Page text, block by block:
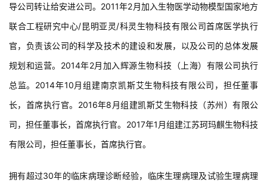
导公司转让给安进公司。2011年2月加入生物医学动物模型国家地方
联合工程研究中心/昆明亚灵/科灵生物科技有限公司首席医学执行
官，负责该公司的科学及技术的建设和发展，以及公司的总体发展
规划和运营。2014年2月加入辉源生物科技（上海）有限公司执行
总监。2014年10月组建南京凯斯艾生物科技有限公司，担任董事
长，首席执行官。2016年8月组建凯斯艾生物科技（苏州）有限公
司，担任董事长，首席执行官。2017年1月组建江苏珂玛麒生物科技
有限公司，担任董事长，首席执行官。
拥有超过30年的临床病理诊断经验，临床生理病理及试验生理病理